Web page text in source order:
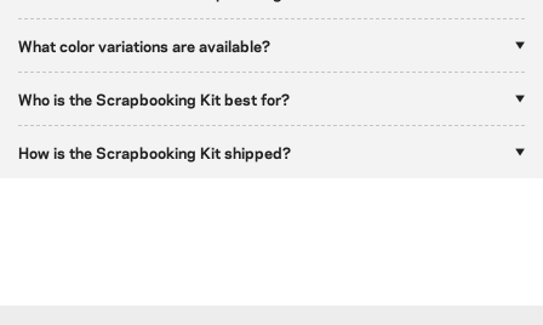
What color variations are available?
Who is the Scrapbooking Kit best for?
How is the Scrapbooking Kit shipped?